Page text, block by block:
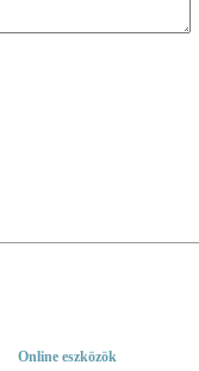
Online eszközök